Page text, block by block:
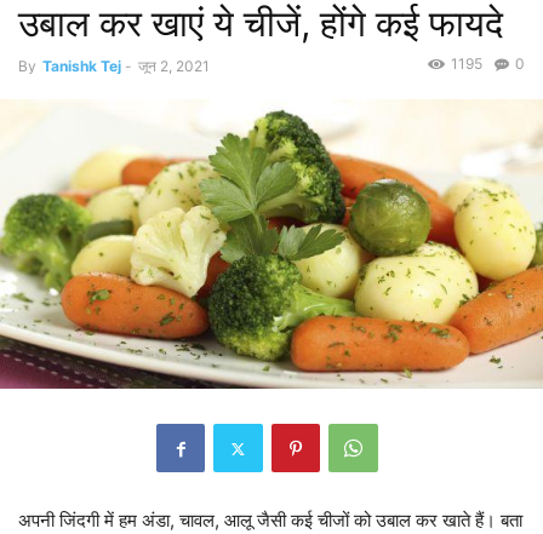
उबाल कर खाएं ये चीजें, होंगे कई फायदे
By Tanishk Tej - जून 2, 2021 0
1195
अपनी जिंदगी में हम अंडा, चावल, आलू जैसी कई चीजों को उबाल कर खाते हैं। बता